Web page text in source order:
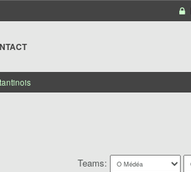
Teams: